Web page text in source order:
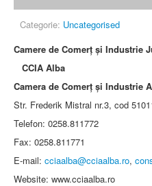
Categorie: Uncategorised
Camere de Comerţ şi Industrie
CCIA Alba
Camera de Comerţ şi Industrie
Str. Frederik Mistral nr.3, cod
Telefon: 0258.811772
Fax: 0258.811771
E-mail: cciaalba@cciaalba.ro,
Website: www.cciaalba.ro